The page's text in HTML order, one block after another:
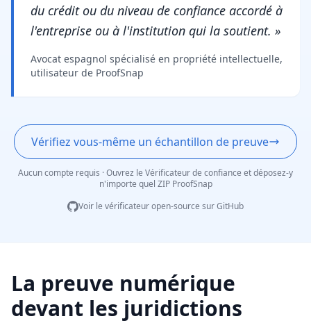
du crédit ou du niveau de confiance accordé à
l'entreprise ou à l'institution qui la soutient. »
Avocat espagnol spécialisé en propriété intellectuelle,
utilisateur de ProofSnap
Vérifiez vous-même un échantillon de preuve
Aucun compte requis · Ouvrez le Vérificateur de confiance et déposez-y
n'importe quel ZIP ProofSnap
Voir le vérificateur open-source sur GitHub
La preuve numérique
devant les juridictions